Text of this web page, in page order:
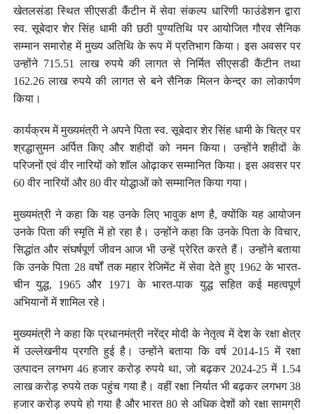
खेतलसंडा स्थित सीएसडी कैंटीन में सेवा संकल्प धारिणी फाउंडेशन द्वारा
स्व. सूबेदार शेर सिंह धामी की छठी पुण्यतिथि पर आयोजित गौरव सैनिक
सम्मान समारोह में मुख्य अतिथि के रूप में प्रतिभाग किया। इस अवसर पर
उन्होंने 715.51 लाख रुपये की लागत से निर्मित सीएसडी कैंटीन तथा
162.26 लाख रुपये की लागत से बने सैनिक मिलन केन्द्र का लोकार्पण
किया।
कार्यक्रम में मुख्यमंत्री ने अपने पिता स्व. सूबेदार शेर सिंह धामी के चित्र पर
श्रद्धासुमन अर्पित किए और शहीदों को नमन किया। उन्होंने शहीदों के
परिजनों एवं वीर नारियों को शॉल ओढ़ाकर सम्मानित किया। इस अवसर पर
60 वीर नारियों और 80 वीर योद्धाओं को सम्मानित किया गया।
मुख्यमंत्री ने कहा कि यह उनके लिए भावुक क्षण है, क्योंकि यह आयोजन
उनके पिता की स्मृति में हो रहा है। उन्होंने कहा कि उनके पिता के विचार,
सिद्धांत और संघर्षपूर्ण जीवन आज भी उन्हें प्रेरित करते हैं। उन्होंने बताया
कि उनके पिता 28 वर्षों तक महार रेजिमेंट में सेवा देते हुए 1962 के भारत-
चीन युद्ध, 1965 और 1971 के भारत-पाक युद्ध सहित कई महत्वपूर्ण
अभियानों में शामिल रहे।
मुख्यमंत्री ने कहा कि प्रधानमंत्री नरेंद्र मोदी के नेतृत्व में देश के रक्षा क्षेत्र
में उल्लेखनीय प्रगति हुई है। उन्होंने बताया कि वर्ष 2014-15 में रक्षा
उत्पादन लगभग 46 हजार करोड़ रुपये था, जो बढ़कर 2024-25 में 1.54
लाख करोड़ रुपये तक पहुंच गया है। वहीं रक्षा निर्यात भी बढ़कर लगभग 38
हजार करोड़ रुपये हो गया है और भारत 80 से अधिक देशों को रक्षा सामग्री